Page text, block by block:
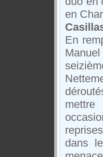
en
En
dans